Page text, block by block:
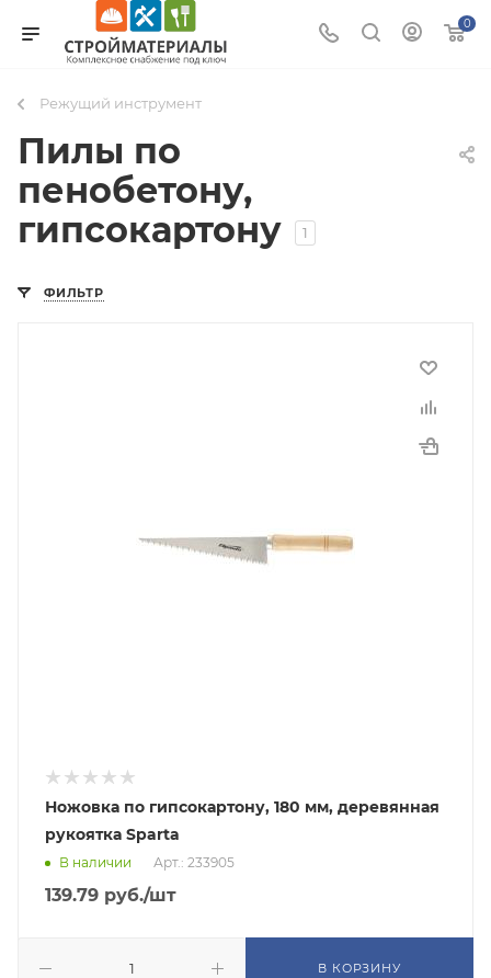
0
Режущий инструмент
Пилы по
пенобетону,
гипсокартону
1
ФИЛЬТР
Ножовка по гипсокартону, 180 мм, деревянная
рукоятка Sparta
В наличии Арт.: 233905
139.79 руб./шт
В КОРЗИНУ